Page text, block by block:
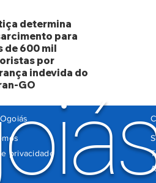
determina
para
de 600 mil
por
indevida do
GO
privacidade